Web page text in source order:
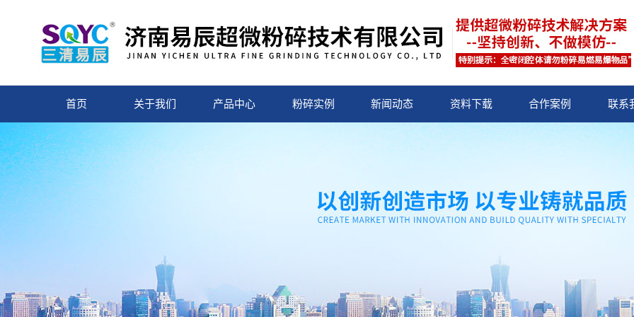
首页 关于我们 产品中心 粉碎实例 新闻动态 资料下载 合作案例 联系